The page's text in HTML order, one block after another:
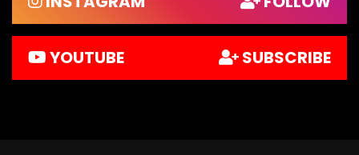
YOUTUBE SUBSCRIBE